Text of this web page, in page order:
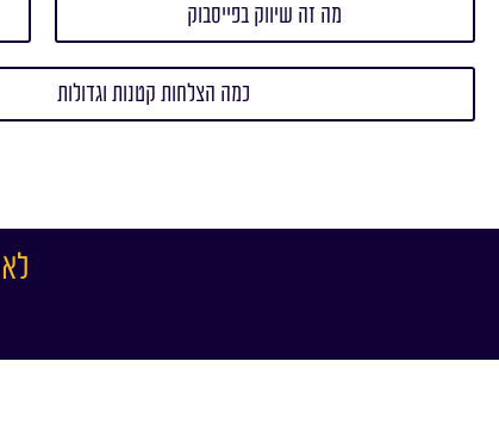
מה זה שיווק בפייסבוק
כמה הצלחות קטנות וגדולות